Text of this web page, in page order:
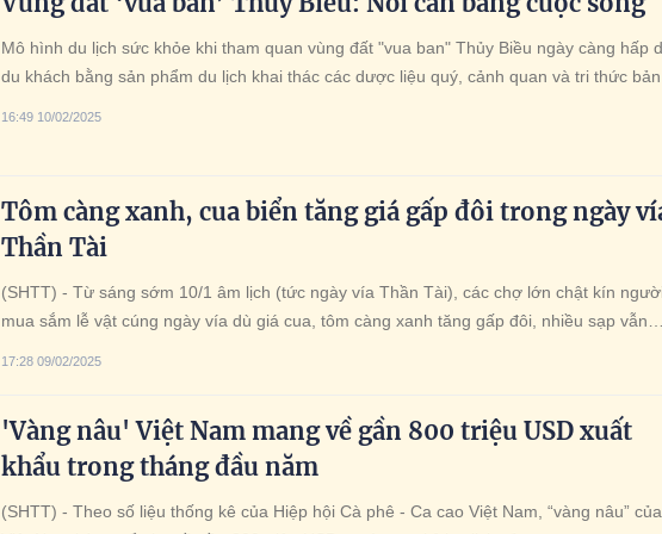
Mô hình du lịch sức khỏe khi tham quan vùng đất "vua ban" Thủy Biều ngày càng hấp
du khách bằng sản phẩm du lịch khai thác các dược liệu quý, cảnh quan và tri thức bản
16:49 10/02/2025
Tôm càng xanh, cua biển tăng giá gấp đôi trong ngày
Thần Tài
(SHTT) - Từ sáng sớm 10/1 âm lịch (tức ngày vía Thần Tài), các chợ lớn chật kín
mua sắm lễ vật cúng ngày vía dù giá cua, tôm càng xanh tăng gấp đôi, nhiều sạp vẫn
17:28 09/02/2025
'Vàng nâu' Việt Nam mang về gần 800 triệu USD xuất
khẩu trong tháng đầu năm
(SHTT) - Theo số liệu thống kê của Hiệp hội Cà phê - Ca cao Việt Nam, “vàng nâu” của